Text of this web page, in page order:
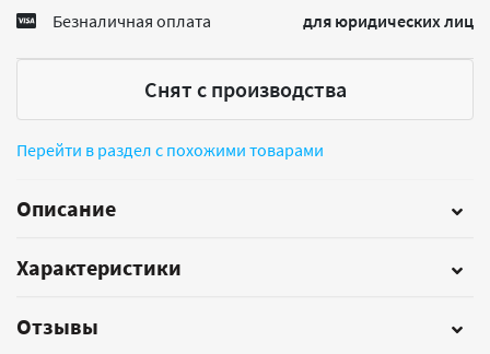
Безналичная оплата для юридических лиц
Снят с производства
Перейти в раздел с похожими товарами
Описание
Характеристики
Отзывы